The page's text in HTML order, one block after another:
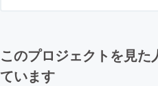
このプロジェクトを見
ています